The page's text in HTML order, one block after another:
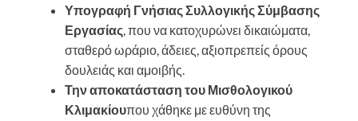
Υπογραφή Γνήσιας Συλλογικής Σύμβασης
Εργασίας, που να κατοχυρώνει δικαιώματα,
σταθερό ωράριο, άδειες, αξιοπρεπείς όρους
δουλειάς και αμοιβής.
Την αποκατάσταση του Μισθολογικού
Κλιμακίουπου χάθηκε με ευθύνη της